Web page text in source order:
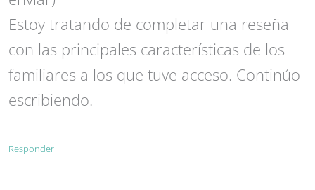
Estoy tratando de completar una reseña
con las principales características de los
familiares a los que tuve acceso. Continúo
escribiendo.
Responder